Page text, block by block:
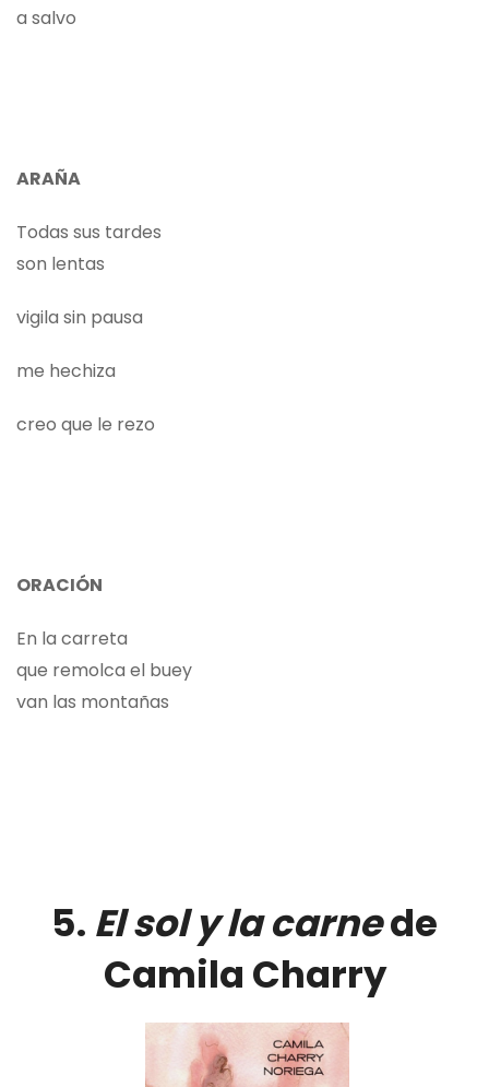
a salvo
ARAÑA
Todas sus tardes
son lentas
vigila sin pausa
me hechiza
creo que le rezo
ORACIÓN
En la carreta
que remolca el buey
van las montañas
5. El sol y la carnede
Camila Charry